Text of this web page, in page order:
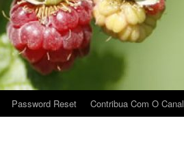
Password Reset Contribua Com O Canal